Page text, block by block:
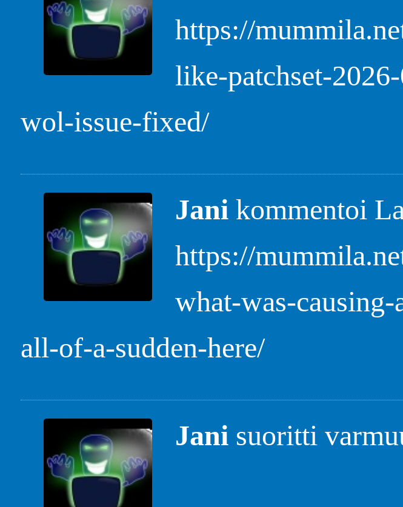
https://
like-patchset-
wol-issue-fixed/
Janikommentoi
https://
what-was-
all-of-a-sudden-here/
Janisuoritti